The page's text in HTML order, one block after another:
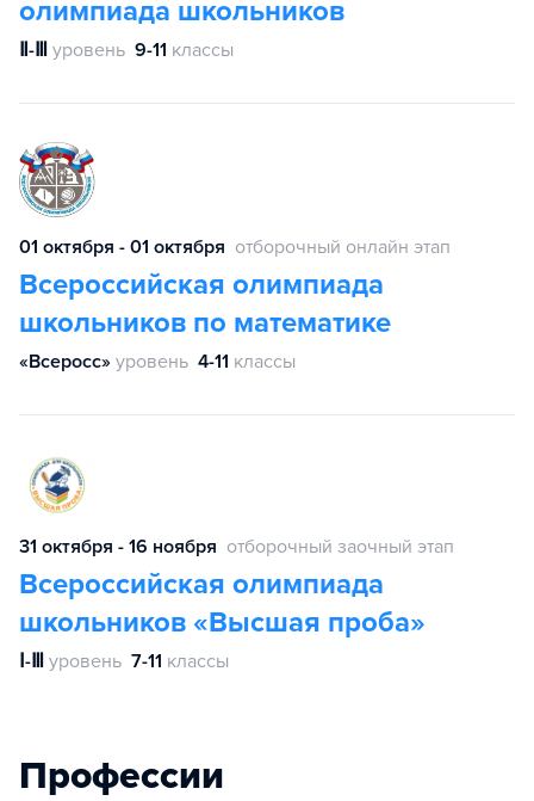
олимпиада школьников
Ⅱ-Ⅲ уровень 9-11 классы
01 октября - 01 октября отборочный онлайн этап
Всероссийская олимпиада
школьников по математике
«Всеросс» уровень 4-11 классы
31 октября - 16 ноября отборочный заочный этап
Всероссийская олимпиада
школьников «Высшая проба»
Ⅰ-Ⅲ уровень 7-11 классы
Профессии